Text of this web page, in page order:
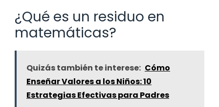
¿Qué es un residuo en
matemáticas?
Quizás también te interese: Cómo
Enseñar Valores a los Niños: 10
Estrategias Efectivas para Padres